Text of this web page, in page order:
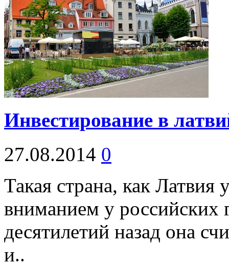
Инвестирование в
27.08.2014 0
Такая страна, как Латвия
вниманием у российских
десятилетий назад она
и..